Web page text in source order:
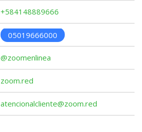
+584148889666
05019666000
@zoomenlinea
zoom.red
atencionalcliente@zoom.red